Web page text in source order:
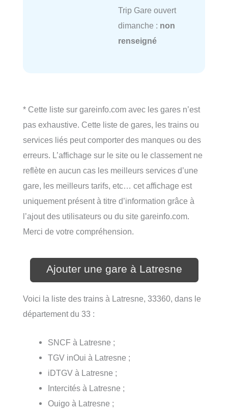
Trip Gare ouvert
dimanche : non
renseigné
* Cette liste sur gareinfo.com avec les gares n’est
pas exhaustive. Cette liste de gares, les trains ou
services liés peut comporter des manques ou des
erreurs. L’affichage sur le site ou le classement ne
reflète en aucun cas les meilleurs services d’une
gare, les meilleurs tarifs, etc… cet affichage est
uniquement présent à titre d’information grâce à
l’ajout des utilisateurs ou du site gareinfo.com.
Merci de votre compréhension.
Ajouter une gare à Latresne
Voici la liste des trains à Latresne, 33360, dans le
département du 33 :
SNCF à Latresne ;
TGV inOui à Latresne ;
iDTGV à Latresne ;
Intercités à Latresne ;
Ouigo à Latresne ;